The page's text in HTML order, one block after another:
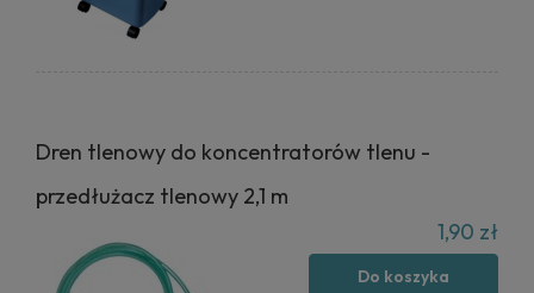
Dren tlenowy do koncentratorów tlenu -
przedłużacz tlenowy 2,1 m
1,90 zł
Do koszyka